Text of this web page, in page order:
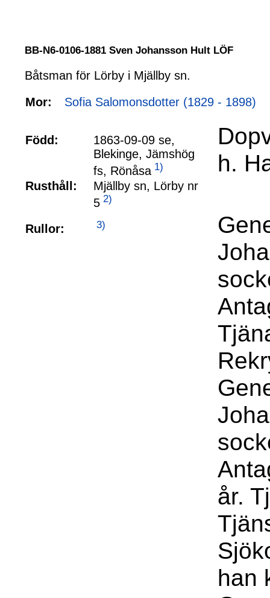
BB-N6-0106-1881 Sven Johansson Hult LÖF
Båtsman för Lörby i Mjällby sn.
Mor:
Sofia Salomonsdotter (1829 - 1898)
Född:
1863-09-09 se,
Blekinge, Jämshög
fs, Rönåsa 1)
h.
Rusthåll:
Mjällby sn, Lörby nr
5 2)
Rullor: 3)
år.
han